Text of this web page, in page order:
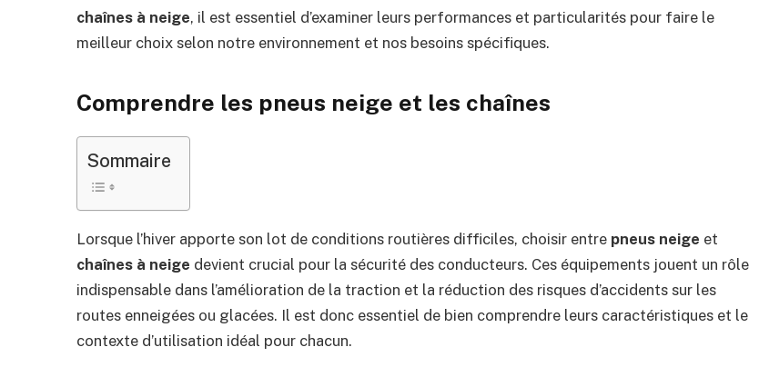
chaînes à neige, il est essentiel d’examiner leurs performances et particularités pour faire le
meilleur choix selon notre environnement et nos besoins spécifiques.
Comprendre les pneus neige et les chaînes
Sommaire
Lorsque l’hiver apporte son lot de conditions routières difficiles, choisir entre pneus neige et
chaînes à neige devient crucial pour la sécurité des conducteurs. Ces équipements jouent un rôle
indispensable dans l’amélioration de la traction et la réduction des risques d’accidents sur les
routes enneigées ou glacées. Il est donc essentiel de bien comprendre leurs caractéristiques et le
contexte d’utilisation idéal pour chacun.